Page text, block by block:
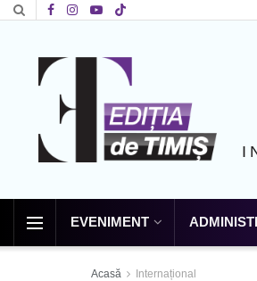
EVENIMENT
Acasă Internațional